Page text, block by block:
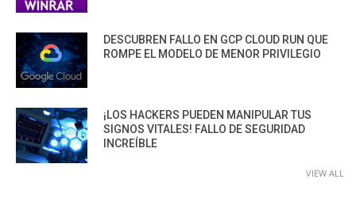
DESCUBREN FALLO EN GCP CLOUD RUN QUE
ROMPE EL MODELO DE MENOR PRIVILEGIO
¡LOS HACKERS PUEDEN MANIPULAR TUS
SIGNOS VITALES! FALLO DE SEGURIDAD
INCREÍBLE
VIEW ALL